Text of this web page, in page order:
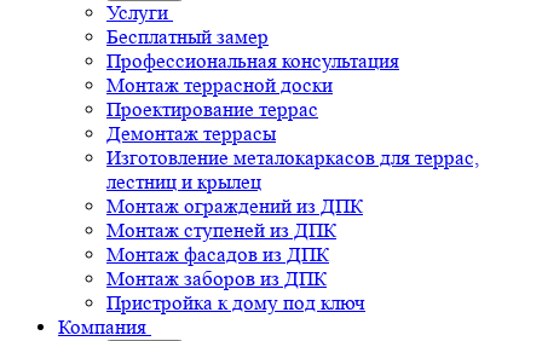
Услуги
Бесплатный замер
Профессиональная консультация
Монтаж террасной доски
Проектирование террас
Демонтаж террасы
Изготовление металокаркасов для террас,
лестниц и крылец
Монтаж ограждений из ДПК
Монтаж ступеней из ДПК
Монтаж фасадов из ДПК
Монтаж заборов из ДПК
Пристройка к дому под ключ
Компания